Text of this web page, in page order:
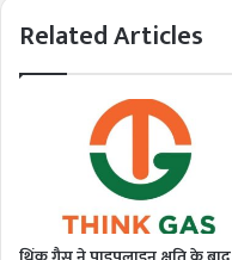
Related Articles